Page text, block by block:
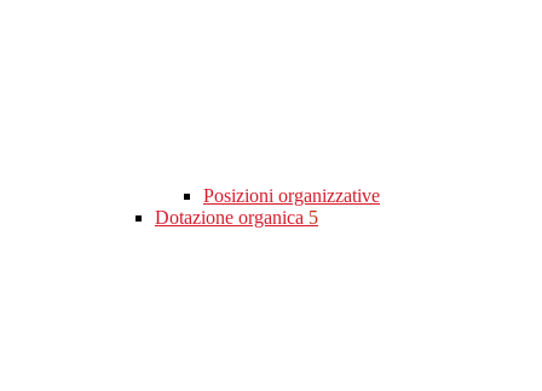
Posizioni organizzative
Dotazione organica 5